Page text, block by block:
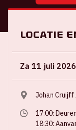
Locatie
Za 11 juli 2026
Johan Cruijff
17:00:
18:30: